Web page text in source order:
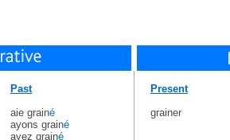
Past
aie grainé
ayons grainé
ayez grainé
Present
grainer